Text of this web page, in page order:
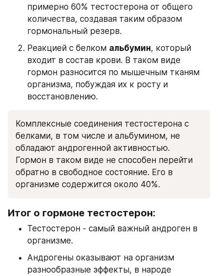
примерно 60% тестостерона от общего
количества, создавая таким образом
гормональный резерв.
Реакцией с белком альбумин, который
входит в состав крови. В таком виде
гормон разносится по мышечным тканям
организма, побуждая их к росту и
восстановлению.
Комплексные соединения тестостерона с
белками, в том числе и альбумином, не
обладают андрогенной активностью.
Гормон в таком виде не способен перейти
обратно в свободное состояние. Его в
организме содержится около 40%.
Итог о гормоне тестостерон:
Тестостерон - самый важный андроген в
организме.
Андрогены оказывают на организм
разнообразные эффекты, в народе